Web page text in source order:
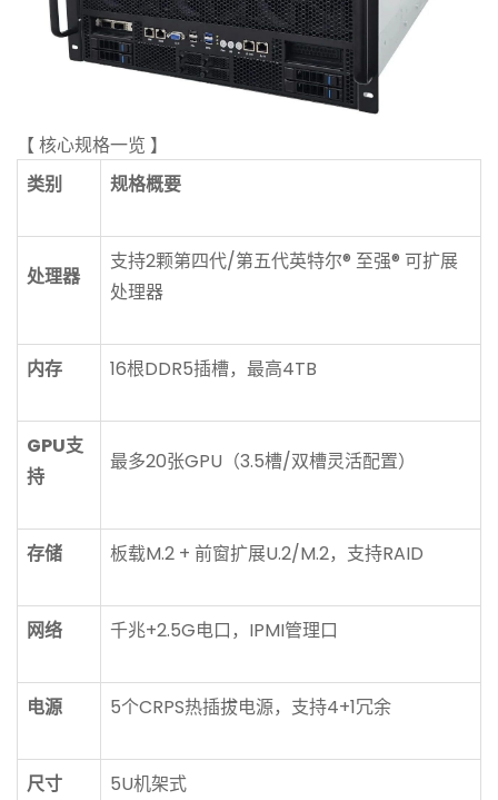
【 核心规格一览 】
类别
规格概要
处理器
支持2颗第四代/第五代英特尔® 至强® 可扩展
处理器
内存 16根DDR5插槽，最高4TB
GPU支
持
最多20张GPU（3.5槽/双槽灵活配置）
存储 板载M.2 + 前窗扩展U.2/M.2，支持RAID
网络 千兆+2.5G电口，IPMI管理口
电源 5个CRPS热插拔电源，支持4+1冗余
尺寸 5U机架式